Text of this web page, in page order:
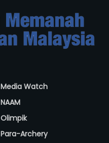
Media Watch
NAAM
Olimpik
Para-Archery